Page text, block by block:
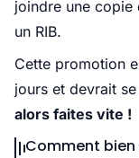
joindre une
un RIB.
Cette promotion
jours et devrait
alors faites vite !
Comment bien